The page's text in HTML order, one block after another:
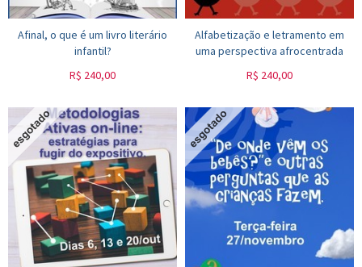
Afinal, o que é um livro literário
infantil?
R$ 240,00
Alfabetização e letramento em
uma perspectiva afrocentrada
R$ 240,00